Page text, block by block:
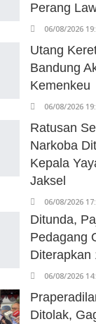
Perang
06/08/2026
Utang
Bandung
Kemenkeu
06/08/2026
Ratusan
Narkoba
Kepala
Jaksel
06/08/2026
Ditunda,
Pedagang
Diterapkan
06/08/2026
Ditolak,